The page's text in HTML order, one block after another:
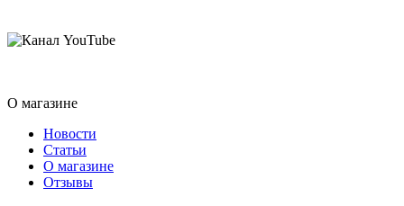
О магазине
Новости
Статьи
О магазине
Отзывы